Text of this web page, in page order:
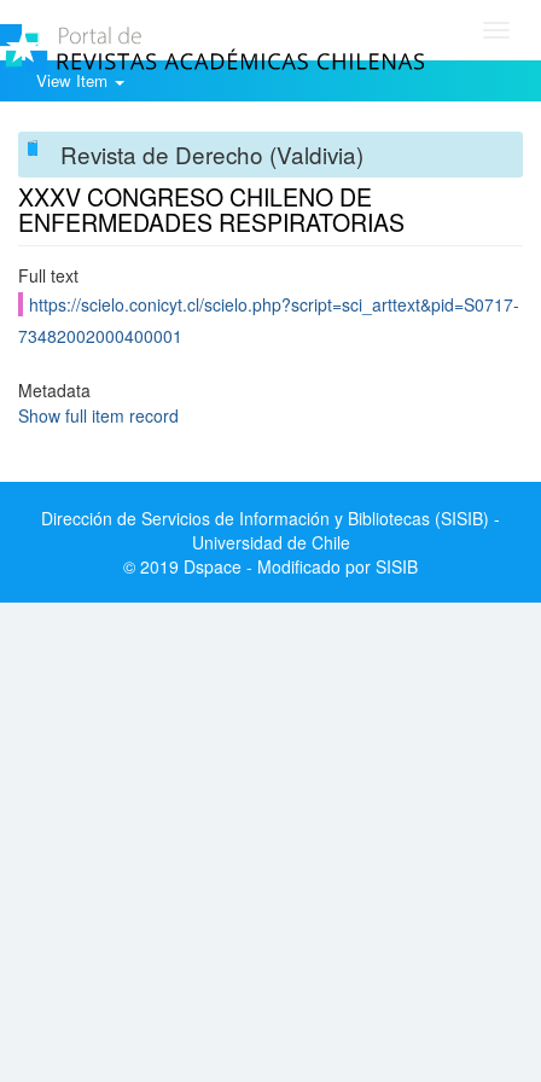
View Item
Revista de Derecho (Valdivia)
XXXV CONGRESO CHILENO DE
ENFERMEDADES RESPIRATORIAS
Full text
https://scielo.conicyt.cl/scielo.php?script=sci_arttext&pid=S0717-
73482002000400001
Metadata
Show full item record
Dirección de Servicios de Información y Bibliotecas (SISIB) -
Universidad de Chile
© 2019 Dspace - Modificado por SISIB